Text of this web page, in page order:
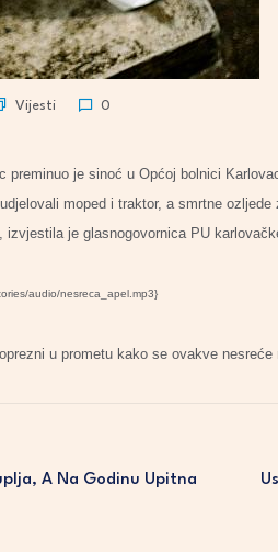
Vijesti 0
preminuo je sinoć u Općoj bolnici
moped i traktor, a smrtne
izvjestila je glasnogovornica PU
audio/nesreca_apel.mp3}
u prometu kako se ovakve nesreće
A Na Godinu Upitna